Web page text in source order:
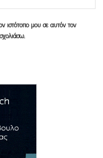
ιστότοπο μου σε αυτόν τον